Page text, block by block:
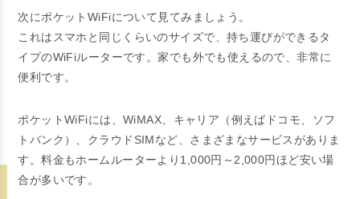
次にポケットWiFiについて見てみましょう。
これはスマホと同じくらいのサイズで、持ち運びができるタ
イプのWiFiルーターです。家でも外でも使えるので、非常に
便利です。
ポケットWiFiには、WiMAX、キャリア（例えばドコモ、ソフ
トバンク）、クラウドSIMなど、さまざまなサービスがありま
す。料金もホームルーターより1,000円～2,000円ほど安い場
合が多いです。